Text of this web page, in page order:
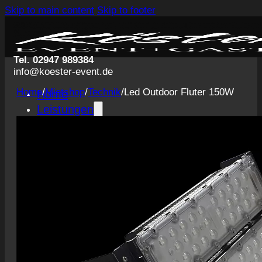
Skip to main content Skip to footer
Tel. 02947 989384
info@koester-event.de
Home
Leistungen
Private Veranstaltungen
Konzerte & Festivals
Messegastronomie
Home/Mietshop/Technik/Led Outdoor Fluter 150W